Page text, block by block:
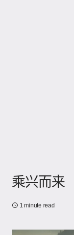
乘兴而来
1 minute read